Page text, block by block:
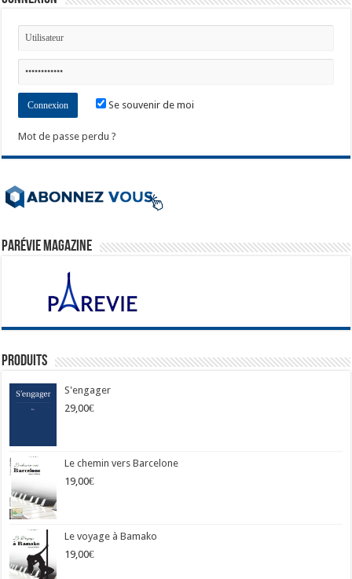
Se souvenir de moi
Mot de passe perdu ?
ParéVie Magazine
Produits
S'engager
29,00€
Le chemin vers Barcelone
19,00€
Le voyage à Bamako
19,00€